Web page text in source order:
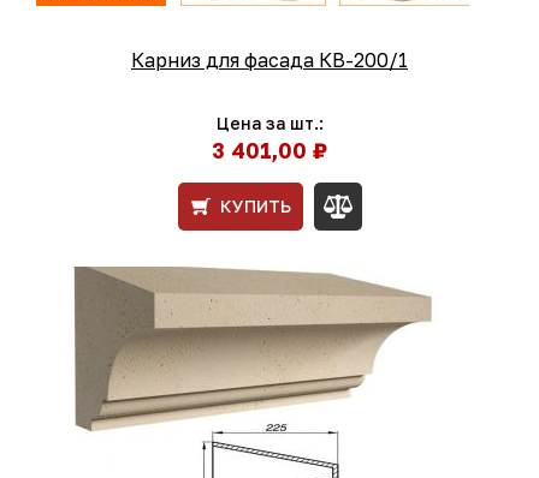
Карниз для фасада КВ-200/1
Цена за шт.:
3 401,00 ₽
КУПИТЬ